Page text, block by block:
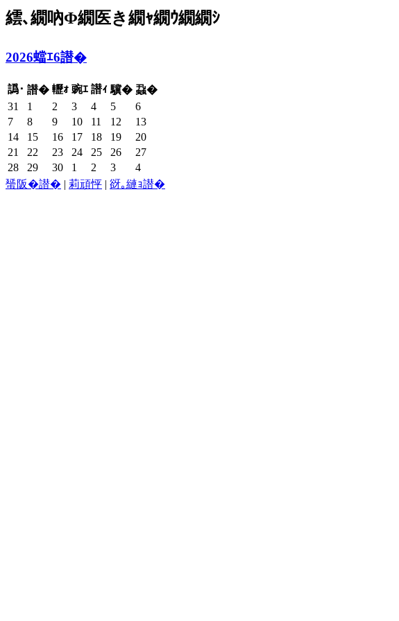
繧､繝吶Φ繝医き繝ｬ繝ｳ繝繝ｼ
2026蟷ｴ6譛�
譌･ 譛� 轣ｫ 豌ｴ 譛ｨ 驥� 蝨�
31
1 2 3 4 5
6
7
8 9 10 11 12
13
14
15 16 17 18 19
20
21
22 23 24 25 26
27
28
29 30 1 2 3
4
蜑阪�譛� | 莉頑怦 | 谺｡縺ｮ譛�